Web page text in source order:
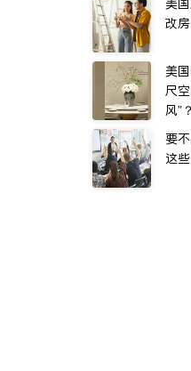
美
改
美
尺
风”？
要
这